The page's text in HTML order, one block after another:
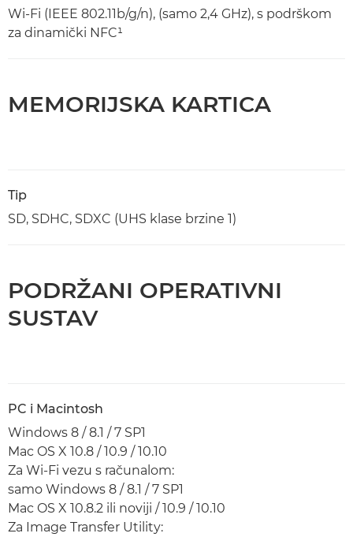
Wi-Fi (IEEE 802.11b/g/n), (samo 2,4 GHz), s podrškom
za dinamički NFC¹
MEMORIJSKA KARTICA
Tip
SD, SDHC, SDXC (UHS klase brzine 1)
PODRŽANI OPERATIVNI
SUSTAV
PC i Macintosh
Windows 8 / 8.1 / 7 SP1
Mac OS X 10.8 / 10.9 / 10.10
Za Wi-Fi vezu s računalom:
samo Windows 8 / 8.1 / 7 SP1
Mac OS X 10.8.2 ili noviji / 10.9 / 10.10
Za Image Transfer Utility: